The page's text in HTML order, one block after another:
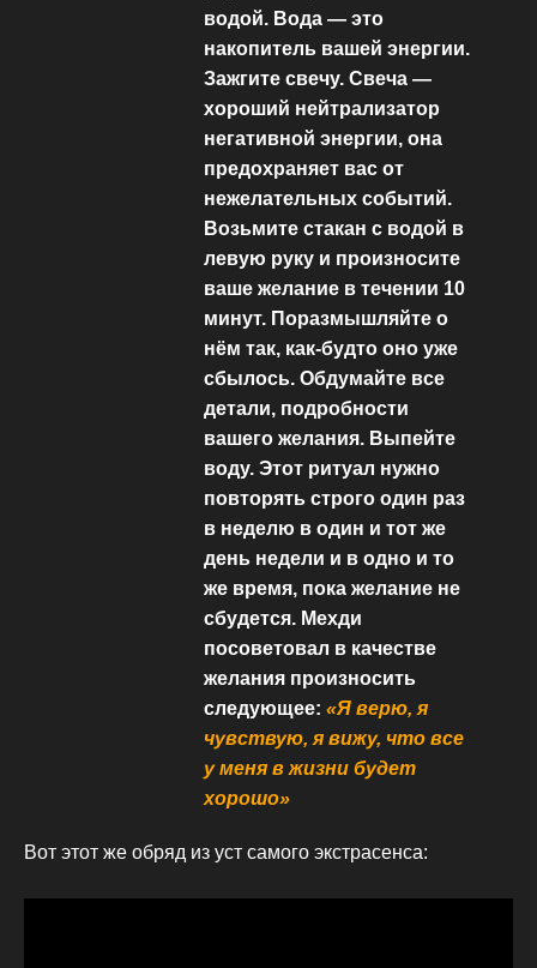
водой. Вода — это
накопитель вашей энергии.
Зажгите свечу. Свеча —
хороший нейтрализатор
негативной энергии, она
предохраняет вас от
нежелательных событий.
Возьмите стакан с водой в
левую руку и произносите
ваше желание в течении 10
минут. Поразмышляйте о
нём так, как-будто оно уже
сбылось. Обдумайте все
детали, подробности
вашего желания. Выпейте
воду. Этот ритуал нужно
повторять строго один раз
в неделю в один и тот же
день недели и в одно и то
же время, пока желание не
сбудется. Мехди
посоветовал в качестве
желания произносить
следующее: «Я верю, я
чувствую, я вижу, что все
у меня в жизни будет
хорошо»
Вот этот же обряд из уст самого экстрасенса: